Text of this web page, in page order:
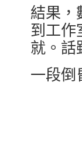
結果，
到工作
就。話
一段倒